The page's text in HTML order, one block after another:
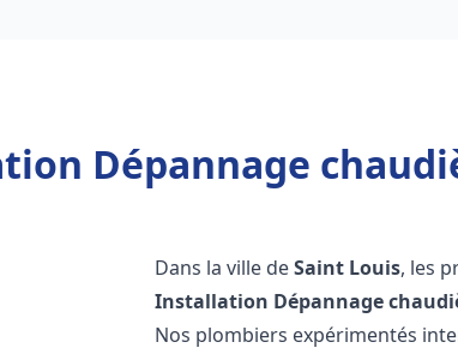
Dépannage
Dans la ville deSaint Louis, les
Installation Dépannage
Nos plombiers expérimentés